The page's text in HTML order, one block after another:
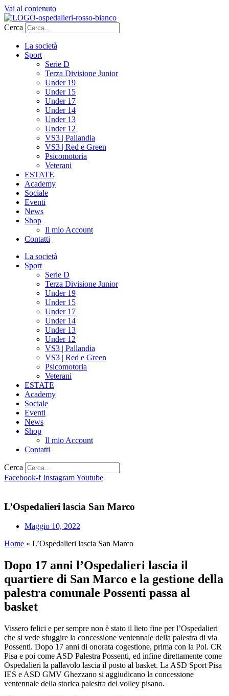
Vai al contenuto
Cerca
La società
Sport
Serie D
Terza Divisione Junior
Under 19
Under 15
Under 17
Under 14
Under 13
Under 12
VS3 | Pallandia
VS3 | Red e Green
Psicomotoria
Veterani
ESTATE
Academy
Sociale
Eventi
News
Shop
Il mio Account
Contatti
La società
Sport
Serie D
Terza Divisione Junior
Under 19
Under 15
Under 17
Under 14
Under 13
Under 12
VS3 | Pallandia
VS3 | Red e Green
Psicomotoria
Veterani
ESTATE
Academy
Sociale
Eventi
News
Shop
Il mio Account
Contatti
Cerca
Facebook-f InstagramYoutube
L’Ospedalieri lascia San Marco
Maggio 10, 2022
Home » L’Ospedalieri lascia San Marco
Dopo 17 anni l’Ospedalieri lascia il
quartiere di San Marco e la gestione della
palestra comunale Possenti passa al
basket
Vissero felici e per sempre non è stato il lieto fine per l’Ospedalieri
che si vede sfuggire la concessione ventennale della palestra di via
Possenti. Dopo 17 anni di onorata cogestione, prima con la Pol. CR
Pisa e poi come ASD Palestra Possenti, ed infine direttamente come
Ospedalieri la pallavolo lascia il posto al basket. La ASD Sport Pisa
IES e ASD GMV Ghezzano si aggiudicano la concessione
ventennale della storica palestra del volley pisano.